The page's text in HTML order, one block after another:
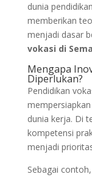
dunia
memberikan
menjadi dasar
vokasi di
Mengapa
Diperlukan?
Pendidikan
dunia kerja. Di
kompetensi
menjadi
Sebagai contoh,